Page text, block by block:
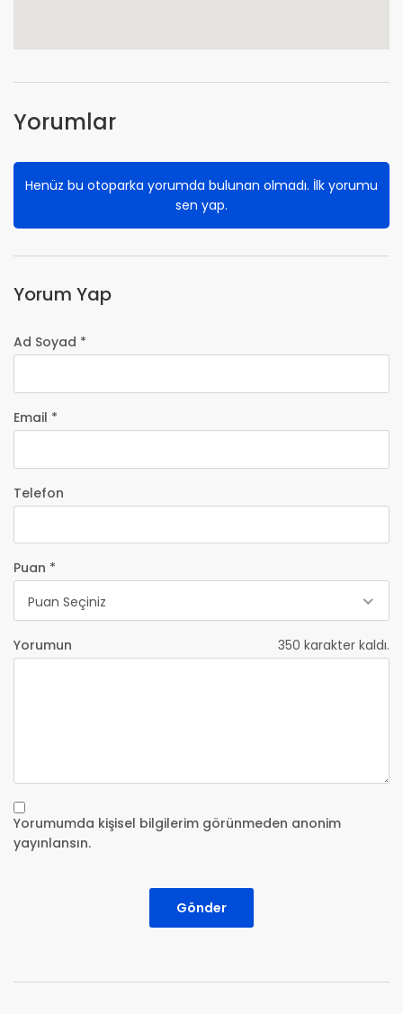
Yorumlar
Henüz bu otoparka yorumda bulunan olmadı. İlk yorumu
sen yap.
Yorum Yap
Ad Soyad *
Email *
Telefon
Puan *
Puan Seçiniz
Yorumun 350 karakter kaldı.
Yorumumda kişisel bilgilerim görünmeden anonim
yayınlansın.
Gönder